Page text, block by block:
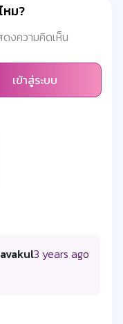
หม?
ดงความคิดเห็น
เข้าสู่ระบบ
3 years ago